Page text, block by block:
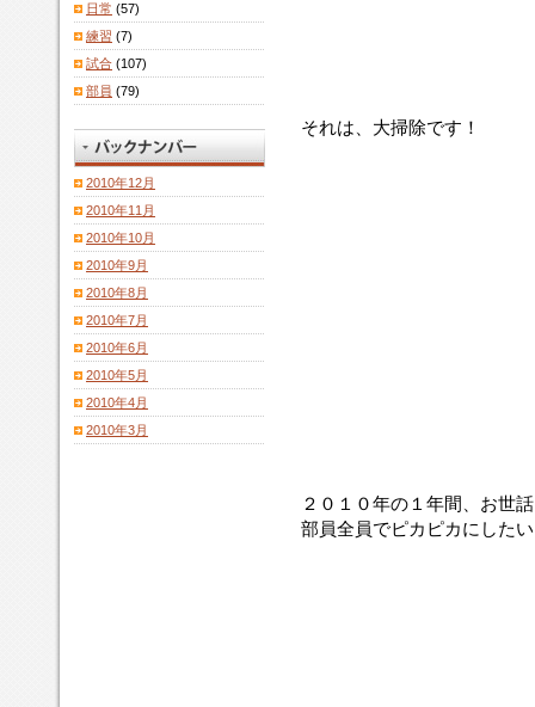
それは、大掃除です！
２０１０年の１年間、お世
部員全員でピカピカにした
日常 (57)
練習 (7)
試合 (107)
部員 (79)
2010年12月
2010年11月
2010年10月
2010年9月
2010年8月
2010年7月
2010年6月
2010年5月
2010年4月
2010年3月